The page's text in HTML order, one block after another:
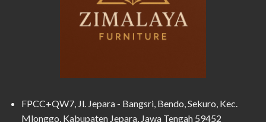
FPCC+QW7, Jl. Jepara - Bangsri, Bendo, Sekuro, Kec.
Mlonggo, Kabupaten Jepara, Jawa Tengah 59452